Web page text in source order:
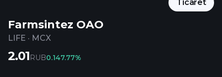
Ticaret
Farmsintez OAO
LIFE · MCX
2.01RUB0.147.77%